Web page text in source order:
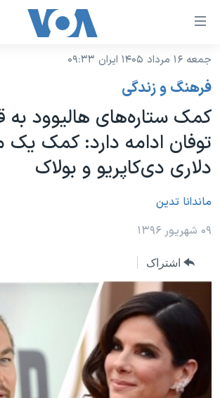
لینکهای
دسترسی
جهش
محتوای
اصلی
جهش
صفحه
جهش
خانه
نسخه سبک وب‌سایت
موضوع ها
ایران
آمریکا
جهان
ورزشی
ویدیوها
فرهنگ و زندگی
حقوق شهروندی
اقتصادی
برنامه های تلویزیونی
جدول برنامه ها
صفحه‌های ویژه
جام جهانی ۲۰۲۶
بایگانی برنامه‌های تلویزیونی
مستندها
انتخابات ریاست جمهوری آمریکا ۲۰۲۴
حمله جمهوری اسلامی به اسرائیل
فرکانس‌های صدای آمریکا
پخش رادیویی
یادگیری زبان انگلیسی
جمعه ۱۶ مرداد ۱۴۰۵ ایران ۰۹:۳۳
فرهنگ و زندگی
کمک ستاره‌های هالیوود به
توفان ادامه دارد: کمک یک
دلاری دی‌کاپریو و بولاک
ماندانا تدین
۰۹ شهریور ۱۳۹۶
اشتراک